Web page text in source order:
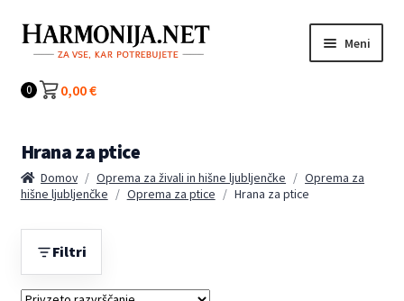
Preskoči
na
navigacijo
Preskoči
na
vsebino
Meni
0 0,00€
Hrana za ptice
Domov / Oprema za živali in hišne ljubljenčke / Oprema za
hišne ljubljenčke / Oprema za ptice / Hrana za ptice
Filtri